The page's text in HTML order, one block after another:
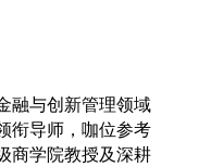
融与创新管理领域
衔导师，咖位参考
商学院教授及深耕